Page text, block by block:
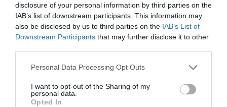
disclosure of your personal information by third parties on the
IAB’s list of downstream participants. This information may
also be disclosed by us to third parties on the IAB’s List of
Downstream Participants that may further disclose it to other
Personal Data Processing Opt Outs
I want to opt-out of the Sharing of my
personal data.
Opted In
Y llegamos a los políticos.
Probablemente los principales responsables de que
llevemos décadas hablando de los problemas del
campo sin resolverlos.